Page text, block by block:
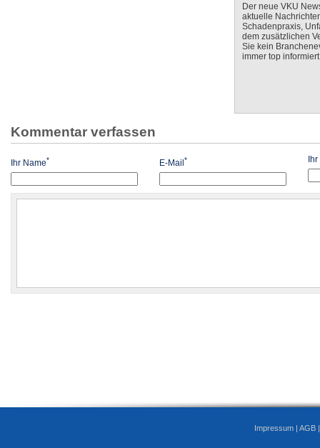
Der neue VKU
aktuelle
Schadenpraxis,
dem zusätzlichen
Sie kein
immer top
Kommentar verfassen
Ihr Name* E-Mail* Ihr
Impressum | AGB